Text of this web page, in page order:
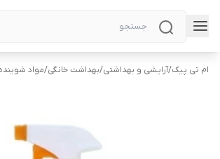
ام تی پیک/آرایشی و بهداشتی/بهداشت خانگی/مواد